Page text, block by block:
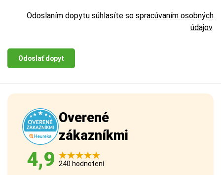
Odoslaním dopytu súhlasíte so spracúvaním osobných
údajov.
Odoslať dopyt
Overené
zákazníkmi
4,9 240 hodnotení